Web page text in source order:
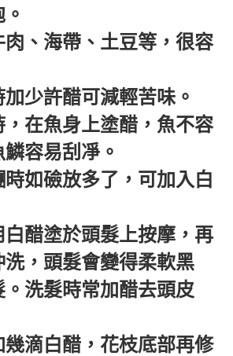
肉、海帶、土豆等，很容
少許醋可減輕苦味。
，在魚身上塗醋，魚不容
容易刮凈。
時如礆放多了，可加入白
白醋塗於頭髮上按摩，再
，頭髮會變得柔軟黑
洗髮時常加醋去頭皮
幾滴白醋，花枝底部再修